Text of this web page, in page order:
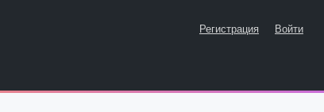
Регистрация Войти